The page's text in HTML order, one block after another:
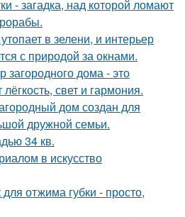
- загадка, над которой ломают
в зелени, и интерьер
с природой за окнами.
дома - это
свет и гармония.
дом создан для
дружной семьи.
34 кв.
в искусство
отжима губки - просто,